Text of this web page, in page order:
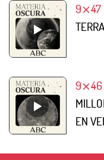
9⨯47
9⨯46
EN